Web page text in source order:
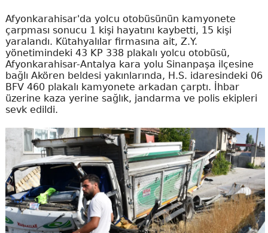
Afyonkarahisar'da yolcu otobüsünün kamyonete
çarpması sonucu 1 kişi hayatını kaybetti, 15 kişi
yaralandı. Kütahyalılar firmasına ait, Z.Y.
yönetimindeki 43 KP 338 plakalı yolcu otobüsü,
Afyonkarahisar-Antalya kara yolu Sinanpaşa ilçesine
bağlı Akören beldesi yakınlarında, H.S. idaresindeki 06
BFV 460 plakalı kamyonete arkadan çarptı. İhbar
üzerine kaza yerine sağlık, jandarma ve polis ekipleri
sevk edildi.